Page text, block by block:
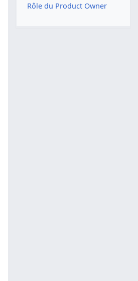
Rôle du Product Owner